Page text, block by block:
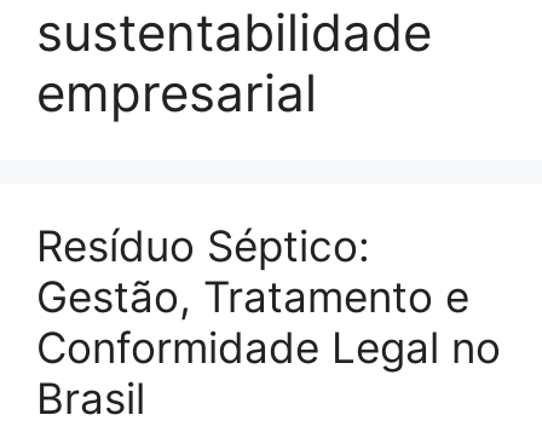
sustentabilidade
empresarial
Resíduo Séptico:
Gestão, Tratamento e
Conformidade Legal no
Brasil